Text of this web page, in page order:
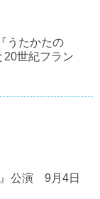
うたかたの
世紀フラン
公演 9月4日